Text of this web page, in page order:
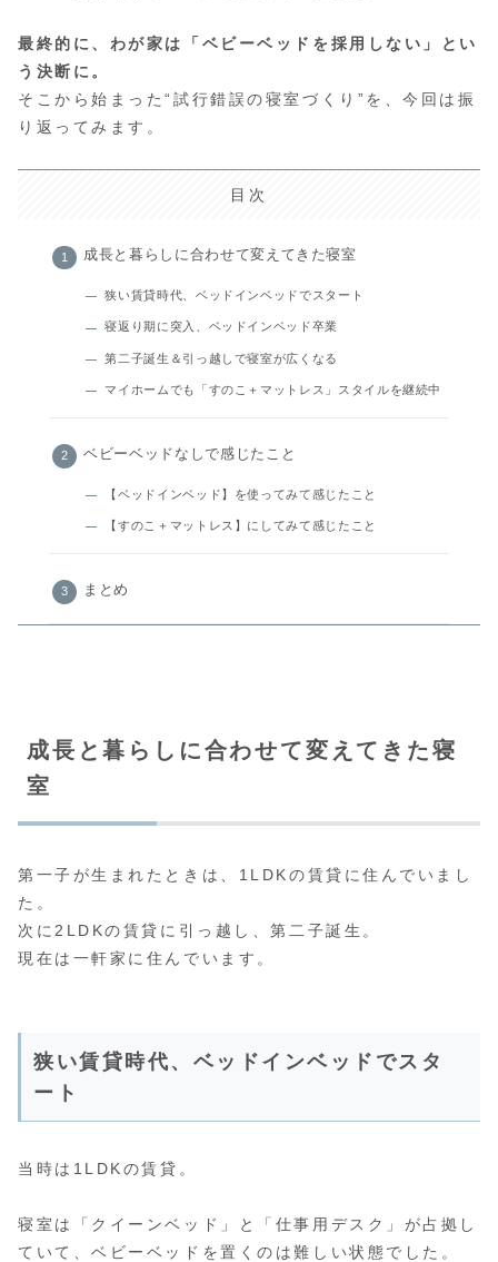
最終的に、わが家は「ベビーベッドを採用しない」とい
う決断に。
そこから始まった“試行錯誤の寝室づくり”を、今回は振
り返ってみます。
目次
成長と暮らしに合わせて変えてきた寝室
狭い賃貸時代、ベッドインベッドでスタート
寝返り期に突入、ベッドインベッド卒業
第二子誕生＆引っ越しで寝室が広くなる
マイホームでも「すのこ＋マットレス」スタイルを継続中
ベビーベッドなしで感じたこと
【ベッドインベッド】を使ってみて感じたこと
【すのこ＋マットレス】にしてみて感じたこと
まとめ
成長と暮らしに合わせて変えてきた寝
室
第一子が生まれたときは、1LDKの賃貸に住んでいまし
た。
次に2LDKの賃貸に引っ越し、第二子誕生。
現在は一軒家に住んでいます。
狭い賃貸時代、ベッドインベッドでスタ
ート
当時は1LDKの賃貸。
寝室は「クイーンベッド」と「仕事用デスク」が占拠し
ていて、ベビーベッドを置くのは難しい状態でした。